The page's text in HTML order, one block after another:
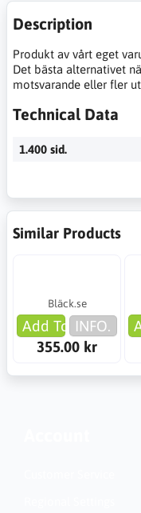
Description
Produkt av vårt eget
Det bästa alternativet
motsvarande eller fler
Technical Data
1.400 sid.
Similar Products
Bläck.se
Add To Cart
INFO.
355.00 kr